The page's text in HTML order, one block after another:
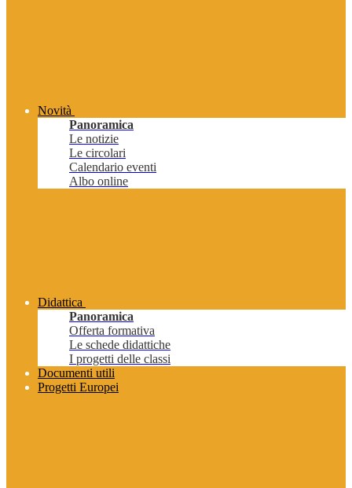
Novità
Panoramica
Le notizie
Le circolari
Calendario eventi
Albo online
Didattica
Panoramica
Offerta formativa
Le schede didattiche
I progetti delle classi
Documenti utili
Progetti Europei